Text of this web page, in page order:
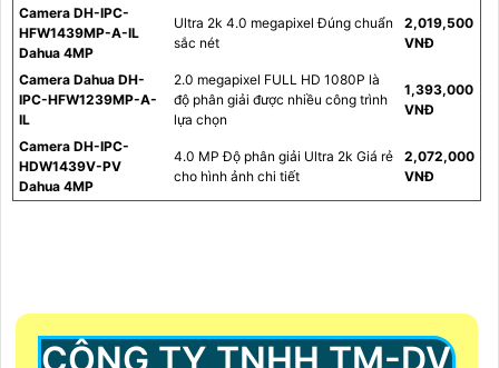
Camera DH-IPC-
HFW1439MP-A-IL
Dahua 4MP
Ultra 2k 4.0 megapixel Đúng chuẩn
sắc nét
2,019,500
VNĐ
Camera Dahua DH-
IPC-HFW1239MP-A-
IL
2.0 megapixel FULL HD 1080P là
độ phân giải được nhiều công trình
lựa chọn
1,393,000
VNĐ
Camera DH-IPC-
HDW1439V-PV
Dahua 4MP
4.0 MP Độ phân giải Ultra 2k Giá rẻ
cho hình ảnh chi tiết
2,072,000
VNĐ
CÔNG TY TNHH TM-DV